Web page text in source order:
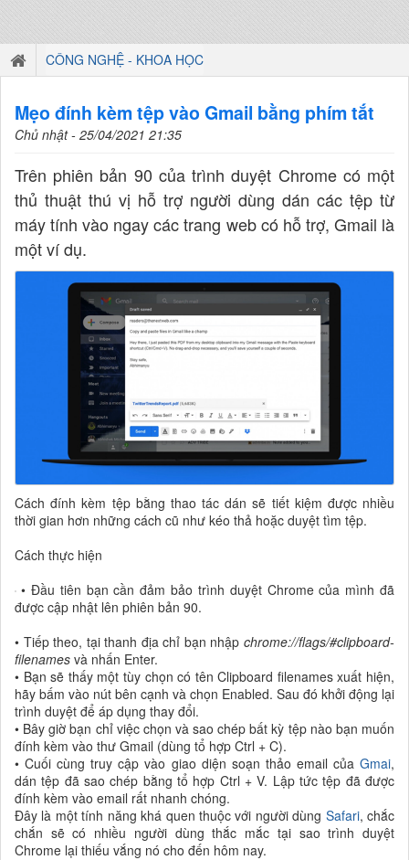
CÔNG NGHỆ - KHOA HỌC
Mẹo đính kèm tệp vào Gmail bằng phím tắt
Chủ nhật - 25/04/2021 21:35
Trên phiên bản 90 của trình duyệt Chrome có một
thủ thuật thú vị hỗ trợ người dùng dán các tệp từ
máy tính vào ngay các trang web có hỗ trợ, Gmail là
một ví dụ.
Cách đính kèm tệp bằng thao tác dán sẽ tiết kiệm được nhiều
thời gian hơn những cách cũ như kéo thả hoặc duyệt tìm tệp.
Cách thực hiện
• Đầu tiên bạn cần đảm bảo trình duyệt Chrome của mình đã
được cập nhật lên phiên bản 90.
• Tiếp theo, tại thanh địa chỉ bạn nhập chrome://flags/#clipboard-
filenames và nhấn Enter.
• Bạn sẽ thấy một tùy chọn có tên Clipboard filenames xuất hiện,
hãy bấm vào nút bên cạnh và chọn Enabled. Sau đó khởi động lại
trình duyệt để áp dụng thay đổi.
• Bây giờ bạn chỉ việc chọn và sao chép bất kỳ tệp nào bạn muốn
đính kèm vào thư Gmail (dùng tổ hợp Ctrl + C).
• Cuối cùng truy cập vào giao diện soạn thảo email của Gmai,
dán tệp đã sao chép bằng tổ hợp Ctrl + V. Lập tức tệp đã được
đính kèm vào email rất nhanh chóng.
Đây là một tính năng khá quen thuộc với người dùng Safari, chắc
chắn sẽ có nhiều người dùng thắc mắc tại sao trình duyệt
Chrome lại thiếu vắng nó cho đến hôm nay.